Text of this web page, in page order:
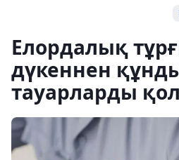
Елордалық
дүкеннен
тауарларды